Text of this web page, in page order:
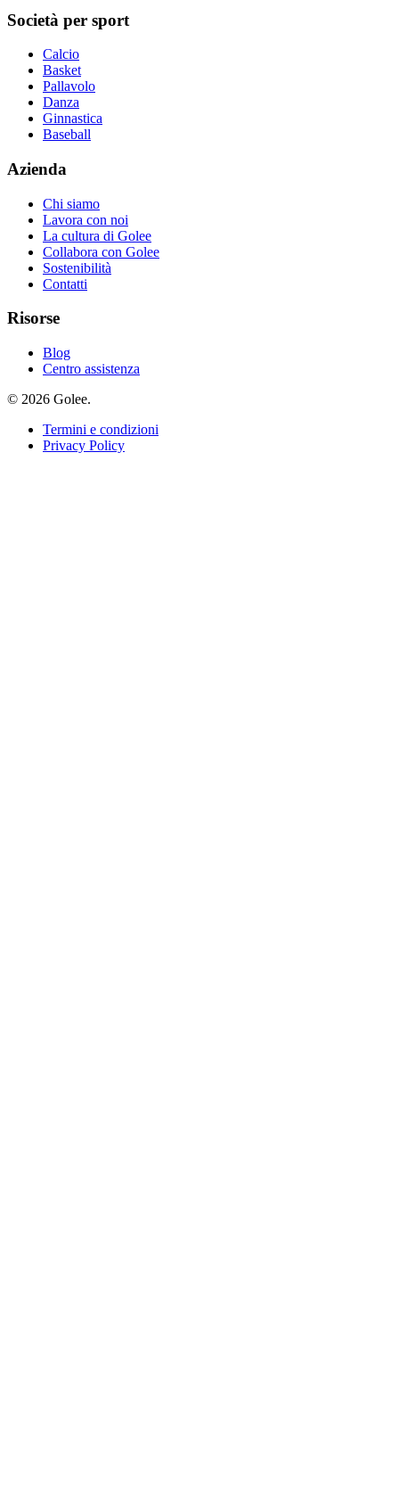
Società per sport
Calcio
Basket
Pallavolo
Danza
Ginnastica
Baseball
Azienda
Chi siamo
Lavora con noi
La cultura di Golee
Collabora con Golee
Sostenibilità
Contatti
Risorse
Blog
Centro assistenza
© 2026 Golee.
Termini e condizioni
Privacy Policy